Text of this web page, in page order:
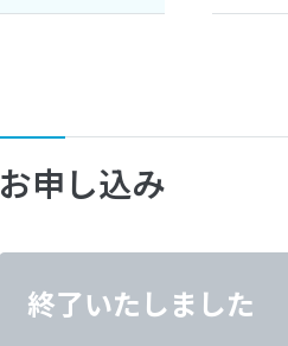
お申し込み
終了いたしました